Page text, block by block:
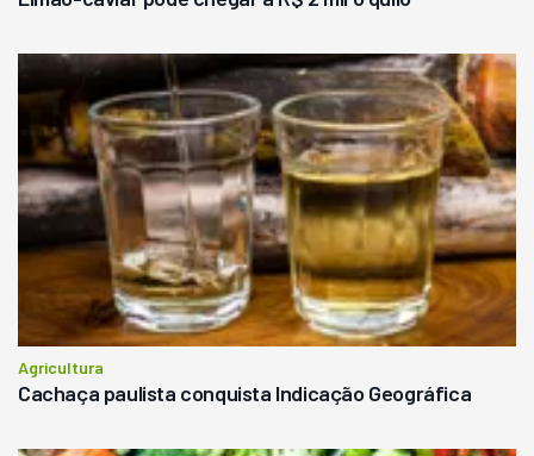
Agricultura
Cachaça paulista conquista Indicação Geográfica